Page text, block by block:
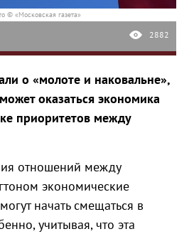
© «Московская газета»
2882
о «молоте и наковальне»,
оказаться экономика
приоритетов между
отношений между
экономические
начать смещаться в
учитывая, что эта